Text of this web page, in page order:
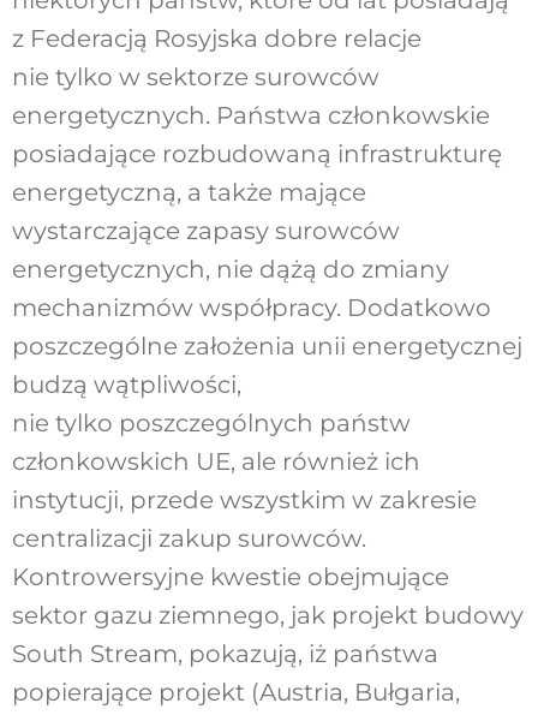
z Federacją Rosyjska dobre relacje
nie tylko w sektorze surowców
energetycznych. Państwa członkowskie
posiadające rozbudowaną infrastrukturę
energetyczną, a także mające
wystarczające zapasy surowców
energetycznych, nie dążą do zmiany
mechanizmów współpracy. Dodatkowo
poszczególne założenia unii energetycznej
budzą wątpliwości,
nie tylko poszczególnych państw
członkowskich UE, ale również ich
instytucji, przede wszystkim w zakresie
centralizacji zakup surowców.
Kontrowersyjne kwestie obejmujące
sektor gazu ziemnego, jak projekt budowy
South Stream, pokazują, iż państwa
popierające projekt (Austria, Bułgaria,